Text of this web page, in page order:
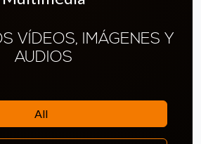
VÍDEOS, IMÁGENES Y
AUDIOS
All